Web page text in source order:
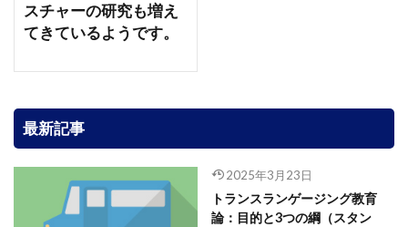
スチャーの研究も増え
てきているようです。
最新記事
2025年3月23日
トランスランゲージング教育
論：目的と3つの綱（スタン